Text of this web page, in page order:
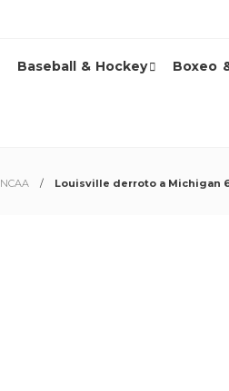
Baseball & Hockey Boxeo
NCAA Louisville derroto a Michigan